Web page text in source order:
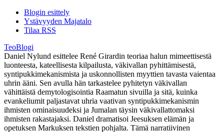
Blogin esittely
Ystävyyden Majatalo
Tilaa RSS
TeoBlogi
Daniel Nylund esittelee René Girardin teoriaa halun mimeettisestä
luonteesta, kateellisesta kilpailusta, väkivallan pyhittämisestä,
syntipukkimekanismista ja uskonnollisten myyttien tavasta vaientaa
uhrin ääni. Sen avulla hän tarkastelee pyhitetyn väkivallan
vähittäistä demytologisointia Raamatun sivuilla ja sitä, kuinka
evankeliumit paljastavat uhria vaativan syntipukkimekanismin
ihmisten ominaisuudeksi ja Jumalan täysin väkivallattomaksi
ihmisten rakastajaksi. Daniel dramatisoi Jeesuksen elämän ja
opetuksen Markuksen tekstien pohjalta. Tämä narratiivinen